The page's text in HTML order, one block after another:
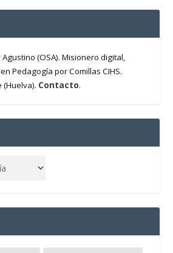
(OSA). Misionero digital,
Pedagogía por Comillas CIHS.
(Huelva). Contacto.